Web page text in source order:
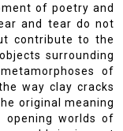
of poetry and
and tear do not
contribute to the
surrounding
of
way clay cracks
original meaning
worlds of